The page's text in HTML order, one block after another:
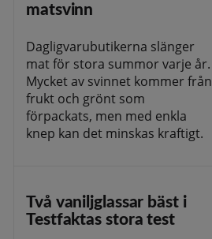
matsvinn
Dagligvarubutikerna slänger
mat för stora summor varje år.
Mycket av svinnet kommer från
frukt och grönt som
förpackats, men med enkla
knep kan det minskas kraftigt.
Två vaniljglassar bäst i
Testfaktas stora test